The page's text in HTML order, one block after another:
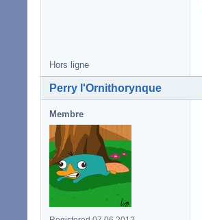
Hors ligne
Perry l'Ornithorynque
Membre